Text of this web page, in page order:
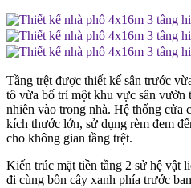
Tầng trệt được thiết kế sân trước
tô vừa bố trí một khu vực sân vườn
nhiên vào trong nhà. Hệ thống cửa
kích thước lớn, sử dụng rèm đem
cho không gian tầng trệt.
Kiến trúc mặt tiền tầng 2 sử hệ vật
đi cùng bồn cây xanh phía trước